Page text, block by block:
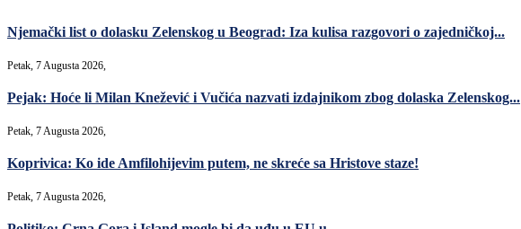
Njemački list o dolasku Zelenskog u Beograd: Iza kulisa razgovori o zajedničkoj...
Petak, 7 Augusta 2026,
Pejak: Hoće li Milan Knežević i Vučića nazvati izdajnikom zbog dolaska Zelenskog...
Petak, 7 Augusta 2026,
Koprivica: Ko ide Amfilohijevim putem, ne skreće sa Hristove staze!
Petak, 7 Augusta 2026,